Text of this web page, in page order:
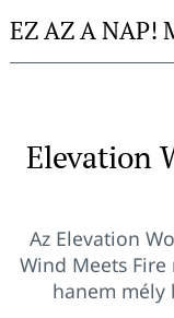
toEZ AZ A NAP!
Elevation
Az Elevation
Wind Meets
hanem mély